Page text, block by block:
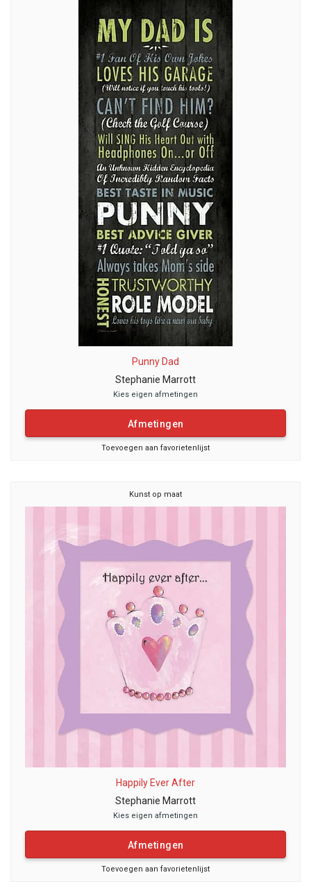
Punny Dad
Stephanie Marrott
Kies eigen afmetingen
Afmetingen
Toevoegen aan favorietenlijst
Kunst op maat
Happily Ever After
Stephanie Marrott
Kies eigen afmetingen
Afmetingen
Toevoegen aan favorietenlijst